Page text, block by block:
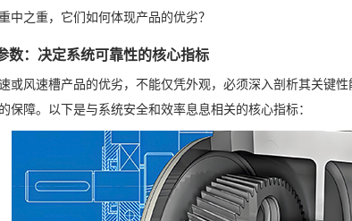
中之重，它们如何体现产品的优劣？
数：决定系统可靠性的核心指标
或风速槽产品的优劣，不能仅凭外观，必须深入剖析其关键
保障。以下是与系统安全和效率息息相关的核心指标：